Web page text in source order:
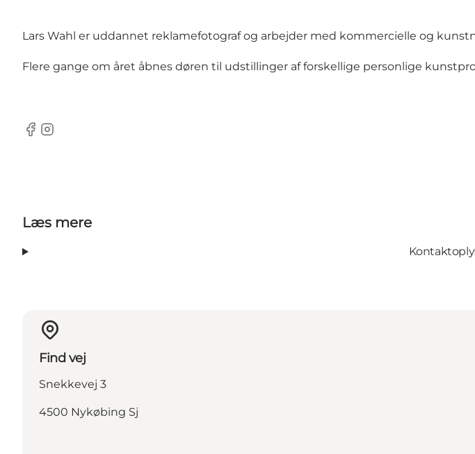
Lars Wahl er uddannet reklamefotograf og arbejder med kommercielle og
Flere gange om året åbnes døren til udstillinger af forskellige personlige
Facebook
Instagram
Læs mere
Find vej
Snekkevej 3
4500 Nykøbing Sj